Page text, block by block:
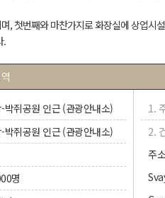
, 첫번째와 마찬가지로 화장실에 상업
.
박쥐공원 인근 (관광안내소)
박쥐공원 인근 (관광안내소)
명
1.
2.
주